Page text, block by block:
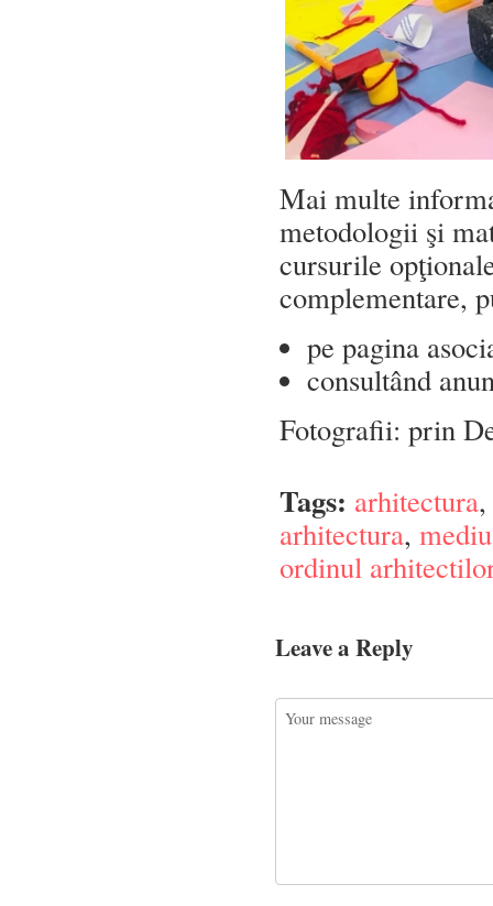
Mai multe
metodologii şi
cursurile
complementare,
pe pagina
consultând
Fotografii: prin
Tags: arhitectura,
arhitectura,
ordinul
Leave a Reply